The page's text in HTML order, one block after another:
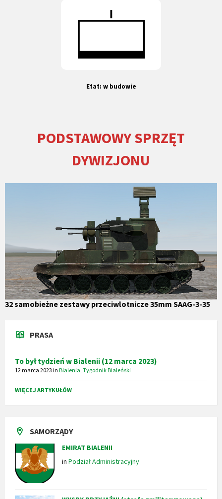
Etat: w budowie
PODSTAWOWY SPRZĘT
DYWIZJONU
32 samobieżne zestawy przeciwlotnicze 35mm SAAG-3-35
PRASA
To był tydzień w Bialenii (12 marca 2023)
12 marca 2023 in Bialenia Tygodnik Bialeński
WIĘCEJ ARTYKUŁÓW
SAMORZĄDY
EMIRAT BIALENII
in Podział Administracyjny